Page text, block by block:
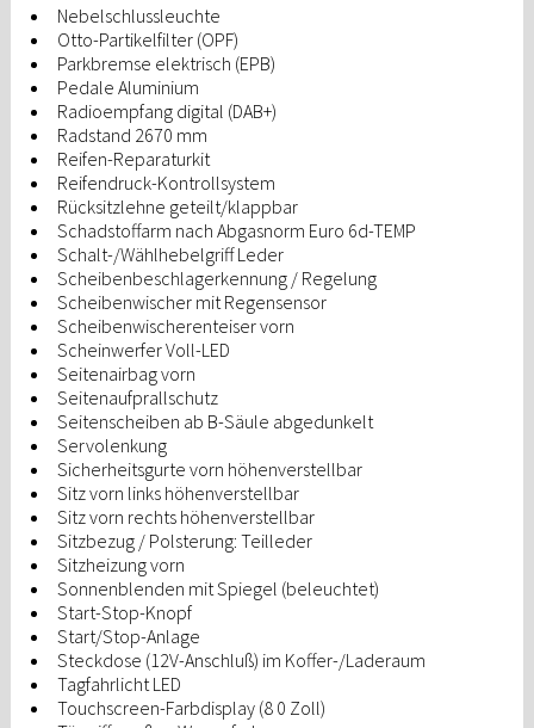
Nebelschlussleuchte
Otto-Partikelfilter (OPF)
Parkbremse elektrisch (EPB)
Pedale Aluminium
Radioempfang digital (DAB+)
Radstand 2670 mm
Reifen-Reparaturkit
Reifendruck-Kontrollsystem
Rücksitzlehne geteilt/klappbar
Schadstoffarm nach Abgasnorm Euro 6d-TEMP
Schalt-/Wählhebelgriff Leder
Scheibenbeschlagerkennung / Regelung
Scheibenwischer mit Regensensor
Scheibenwischerenteiser vorn
Scheinwerfer Voll-LED
Seitenairbag vorn
Seitenaufprallschutz
Seitenscheiben ab B-Säule abgedunkelt
Servolenkung
Sicherheitsgurte vorn höhenverstellbar
Sitz vorn links höhenverstellbar
Sitz vorn rechts höhenverstellbar
Sitzbezug / Polsterung: Teilleder
Sitzheizung vorn
Sonnenblenden mit Spiegel (beleuchtet)
Start-Stop-Knopf
Start/Stop-Anlage
Steckdose (12V-Anschluß) im Koffer-/Laderaum
Tagfahrlicht LED
Touchscreen-Farbdisplay (8 0 Zoll)